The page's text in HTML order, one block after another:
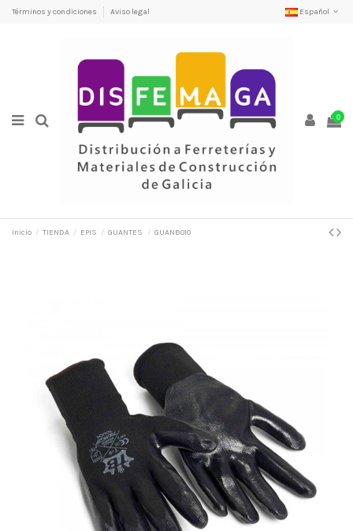
Términos y condiciones Aviso legal Español
0
Inicio TIENDA EPIS GUANTES GUANB010